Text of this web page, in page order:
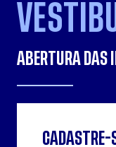
ABERTURA DAS
CADASTRE-